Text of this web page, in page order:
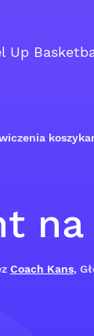
Up
Coach Kans,